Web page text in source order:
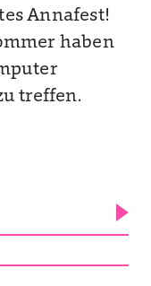
Annafest!
haben
treffen.